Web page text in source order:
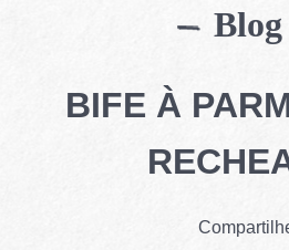
Blog
BIFE À